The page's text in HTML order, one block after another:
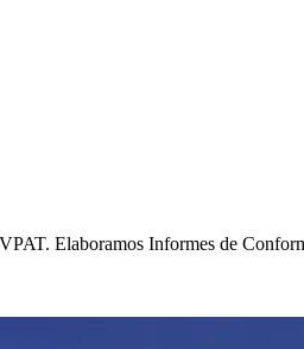
Elaboramos Informes de